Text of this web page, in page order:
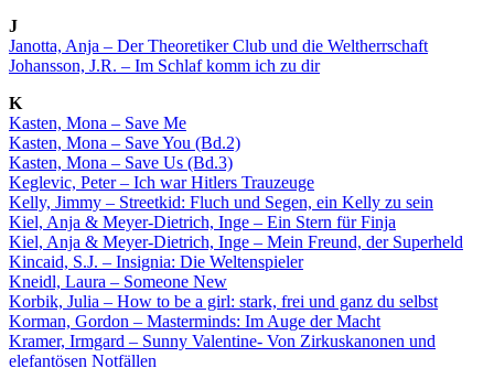
J
Janotta, Anja – Der Theoretiker Club und die Weltherrschaft
Johansson, J.R. – Im Schlaf komm ich zu dir
K
Kasten, Mona – Save Me
Kasten, Mona – Save You (Bd.2)
Kasten, Mona – Save Us (Bd.3)
Keglevic, Peter – Ich war Hitlers Trauzeuge
Kelly, Jimmy – Streetkid: Fluch und Segen, ein Kelly zu sein
Kiel, Anja & Meyer-Dietrich, Inge – Ein Stern für Finja
Kiel, Anja & Meyer-Dietrich, Inge – Mein Freund, der Superheld
Kincaid, S.J. – Insignia: Die Weltenspieler
Kneidl, Laura – Someone New
Korbik, Julia – How to be a girl: stark, frei und ganz du selbst
Korman, Gordon – Masterminds: Im Auge der Macht
Kramer, Irmgard – Sunny Valentine- Von Zirkuskanonen und
elefantösen Notfällen